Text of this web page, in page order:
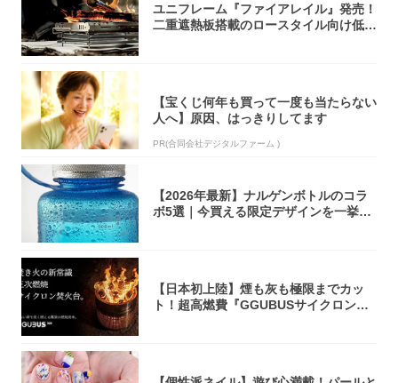
ユニフレーム『ファイアレイル』発売！
二重遮熱板搭載のロースタイル向け低型
【宝くじ何年も買って一度も当たらない
人へ】原因、はっきりしてます
PR(合同会社デジタルファーム )
【2026年最新】ナルゲンボトルのコラ
ボ5選｜今買える限定デザインを一挙紹
【日本初上陸】煙も灰も極限までカッ
ト！超高燃費『GGUBUSサイクロン焚